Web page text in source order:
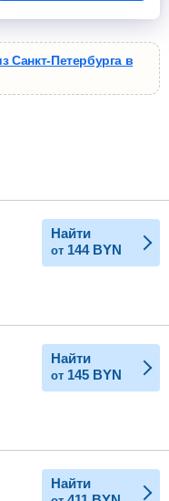
Санкт-Петербурга в
Найти
от 144 BYN
Найти
от 145 BYN
Найти